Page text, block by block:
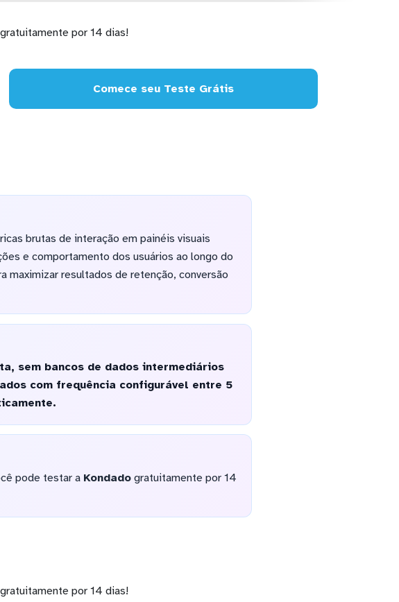
por 14 dias!
Comece seu Teste Grátis
brutas de interação em painéis visuais
e comportamento dos usuários ao longo do
maximizar resultados de retenção, conversão
sem bancos de dados intermediários
com frequência configurável entre 5
pode testar a Kondadogratuitamente por 14
por 14 dias!